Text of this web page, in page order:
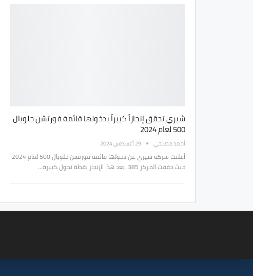
شيري تحقق إنجازاً كبيراً بدخولها قائمة فورتشن جلوبال
500 لعام 2024
أحمد مصلحي 29 أغسطس 2024
أعلنت شركة شيري عن دخولها قائمة فورتشن جلوبال 500 لعام 2024،
حيث حققت المركز 385. يعد هذا الإنجاز نقطة تحول كبيرة…